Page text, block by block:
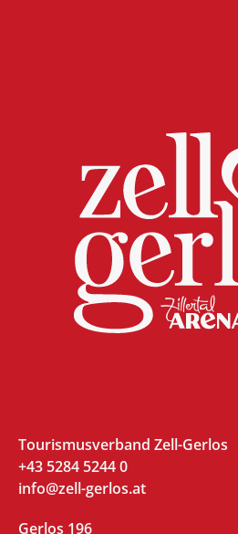
Tourismusverband Zell-Gerlos
+43 5284 5244 0
info@zell-gerlos.at
Gerlos 196